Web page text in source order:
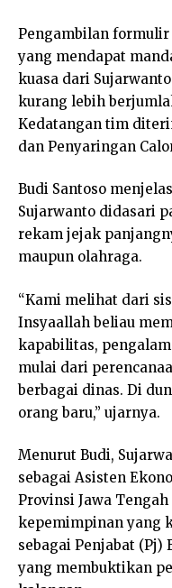
Pengambilan formulir
yang mendapat
kuasa dari
kurang lebih
Kedatangan tim
dan Penyaringan
Budi Santoso
Sujarwanto didasari
rekam jejak
maupun olahraga.
“Kami melihat dari
Insyaallah beliau
kapabilitas,
mulai dari
berbagai dinas. Di
orang baru,” ujarnya.
Menurut Budi,
sebagai Asisten
Provinsi Jawa
kepemimpinan yang
sebagai Penjabat (Pj)
yang membuktikan